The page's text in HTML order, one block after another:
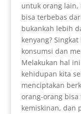
untuk orang
bisa terbebas
bukankah lebih
kenyang?
konsumsi dan
Melakukan hal
kehidupan kita
menciptakan
orang-orang
kemiskinan, dan